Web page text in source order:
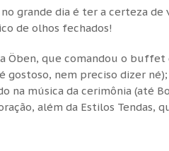
grande dia é ter a certeza de
de olhos fechados!
Öben, que comandou o buffet
nem preciso dizer né);
na música da cerimônia (até
além da Estilos Tendas,